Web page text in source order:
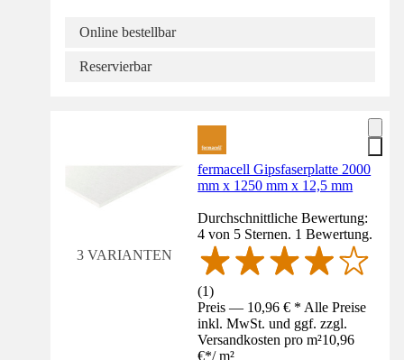
Online bestellbar
Reservierbar
3 VARIANTEN
fermacell Gipsfaserplatte 2000
mm x 1250 mm x 12,5 mm
Durchschnittliche Bewertung:
4 von 5 Sternen. 1 Bewertung.
(1)
Preis — 10,96 € * Alle Preise
inkl. MwSt. und ggf. zzgl.
Versandkosten pro m²10,96
€*/ m²